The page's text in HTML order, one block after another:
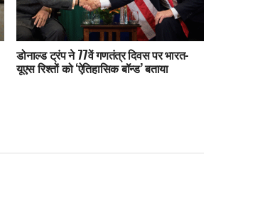
डोनाल्ड ट्रंप ने 77वें गणतंत्र दिवस पर भारत-
यूएस रिश्तों को ‘ऐतिहासिक बॉन्ड’ बताया